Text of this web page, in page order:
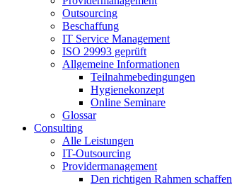
Outsourcing
Beschaffung
IT Service Management
ISO 29993 geprüft
Allgemeine Informationen
Teilnahmebedingungen
Hygienekonzept
Online Seminare
Glossar
Consulting
Alle Leistungen
IT-Outsourcing
Providermanagement
Den richtigen Rahmen schaffen